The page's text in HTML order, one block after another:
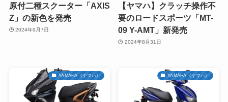
原付二種スクーター「AXIS
Z」の新色を発売
2024年9月7日
【ヤマハ】クラッチ操作不
要のロードスポーツ「MT-
09 Y-AMT」新発売
2024年8月31日
YAMAHA《ヤマハ》 YAMAHA《ヤマハ》